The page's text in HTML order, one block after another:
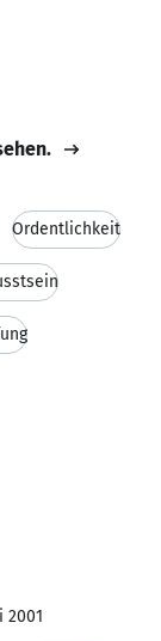
Ordentlichkeit
2001